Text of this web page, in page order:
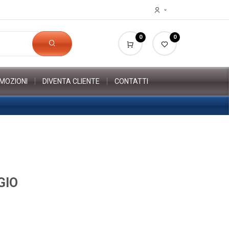
0 0
DIVENTA CLIENTE CONTATTI